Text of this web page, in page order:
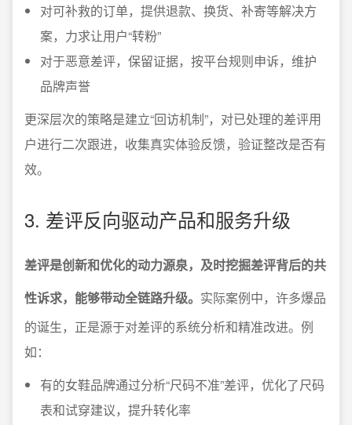
对可补救的订单，提供退款、换货、补寄等解决方
案，力求让用户“转粉”
对于恶意差评，保留证据，按平台规则申诉，维护
品牌声誉
更深层次的策略是建立“回访机制”，对已处理的差评用
户进行二次跟进，收集真实体验反馈，验证整改是否有
效。
3. 差评反向驱动产品和服务升级
差评是创新和优化的动力源泉，及时挖掘差评背后的共
性诉求，能够带动全链路升级。 实际案例中，许多爆品
的诞生，正是源于对差评的系统分析和精准改进。例
如：
有的女鞋品牌通过分析“尺码不准”差评，优化了尺码
表和试穿建议，提升转化率